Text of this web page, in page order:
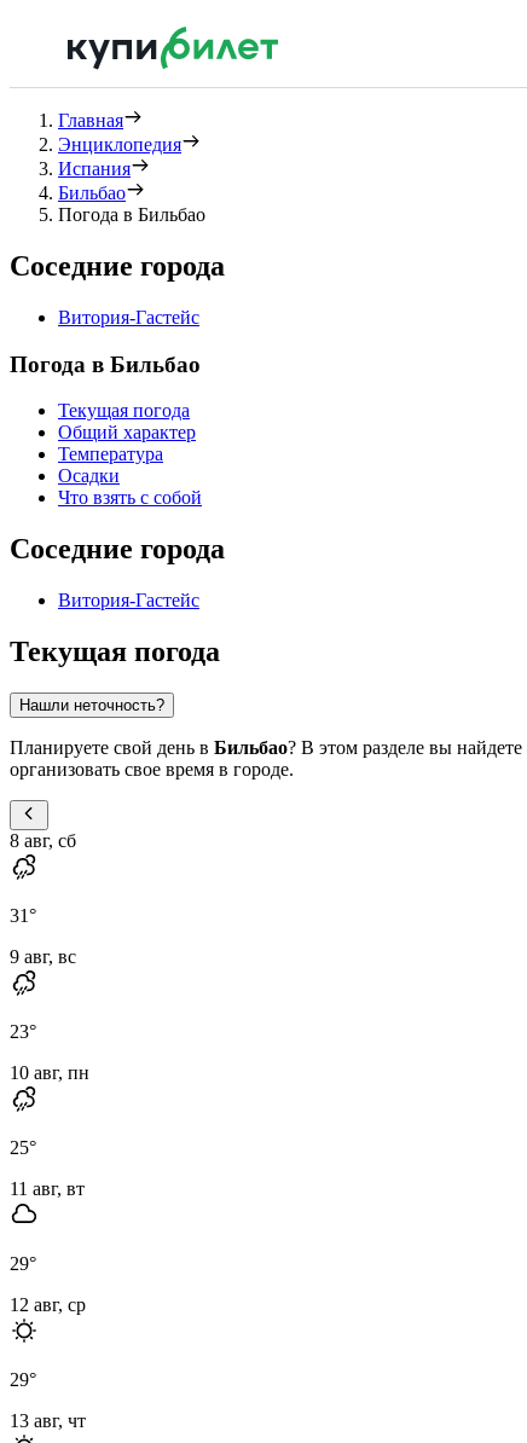
Главная
Энциклопедия
Испания
Бильбао
Погода в Бильбао
Соседние города
Витория-Гастейс
Погода в Бильбао
Текущая погода
Общий характер
Температура
Осадки
Что взять с собой
Соседние города
Витория-Гастейс
Текущая погода
Нашли неточность?
Планируете свой день в Бильбао? В этом разделе вы
организовать свое время в городе.
8 авг, сб
31°
9 авг, вс
23°
10 авг, пн
25°
11 авг, вт
29°
12 авг, ср
29°
13 авг, чт